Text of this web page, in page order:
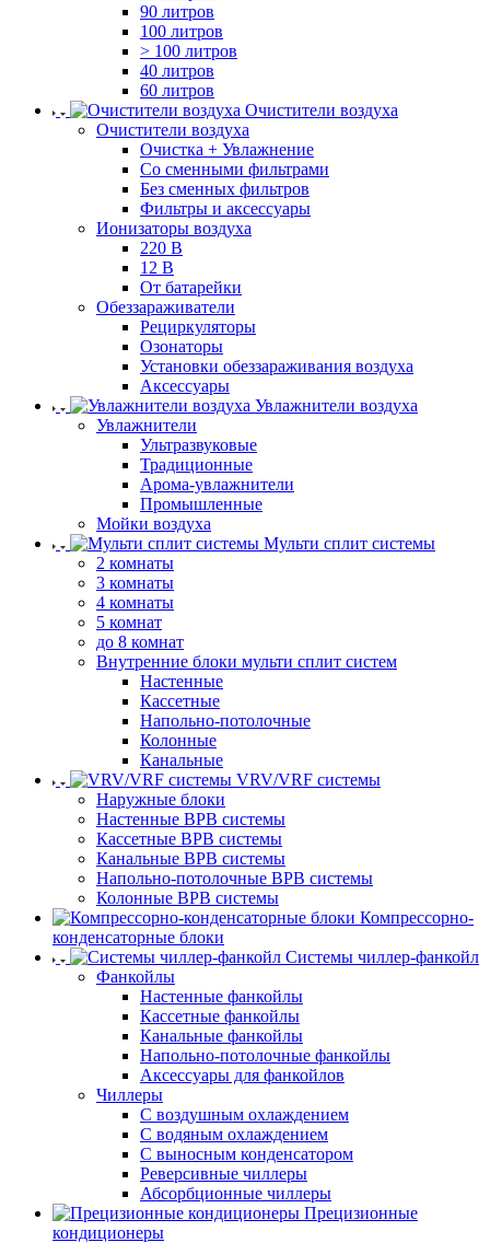
90 литров
100 литров
> 100 литров
40 литров
60 литров
Очистители воздуха
Очистители воздуха
Очистка + Увлажнение
Cо сменными фильтрами
Без сменных фильтров
Фильтры и аксессуары
Ионизаторы воздуха
220 В
12 В
От батарейки
Обеззараживатели
Рециркуляторы
Озонаторы
Установки обеззараживания воздуха
Аксессуары
Увлажнители воздуха
Увлажнители
Ультразвуковые
Традиционные
Арома-увлажнители
Промышленные
Мойки воздуха
Мульти сплит системы
2 комнаты
3 комнаты
4 комнаты
5 комнат
до 8 комнат
Внутренние блоки мульти сплит систем
Настенные
Кассетные
Напольно-потолочные
Колонные
Канальные
VRV/VRF системы
Наружные блоки
Настенные ВРВ системы
Кассетные ВРВ системы
Канальные ВРВ системы
Напольно-потолочные ВРВ системы
Колонные ВРВ системы
Компрессорно-
конденсаторные блоки
Системы чиллер-фанкойл
Фанкойлы
Настенные фанкойлы
Кассетные фанкойлы
Канальные фанкойлы
Напольно-потолочные фанкойлы
Аксессуары для фанкойлов
Чиллеры
С воздушным охлаждением
С водяным охлаждением
С выносным конденсатором
Реверсивные чиллеры
Абсорбционные чиллеры
Прецизионные
кондиционеры